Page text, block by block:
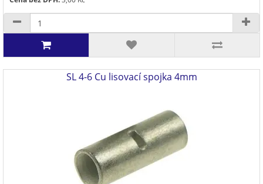
SL 4-6 Cu lisovací spojka 4mm